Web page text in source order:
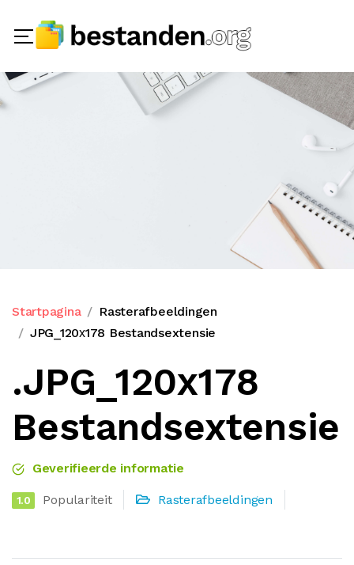
Startpagina
Rasterafbeeldingen
JPG_120х178 Bestandsextensie
.JPG_120х178
Bestandsextensie
Geverifieerde informatie
1.0 Populariteit Rasterafbeeldingen